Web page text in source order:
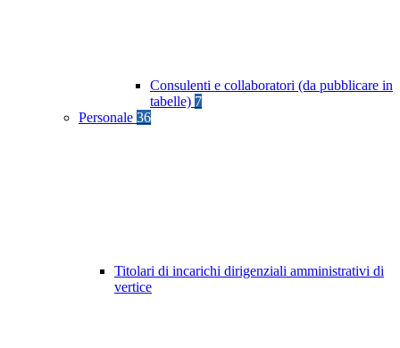
Consulenti e collaboratori (da pubblicare in
tabelle) 7
Personale 36
Titolari di incarichi dirigenziali amministrativi di
vertice